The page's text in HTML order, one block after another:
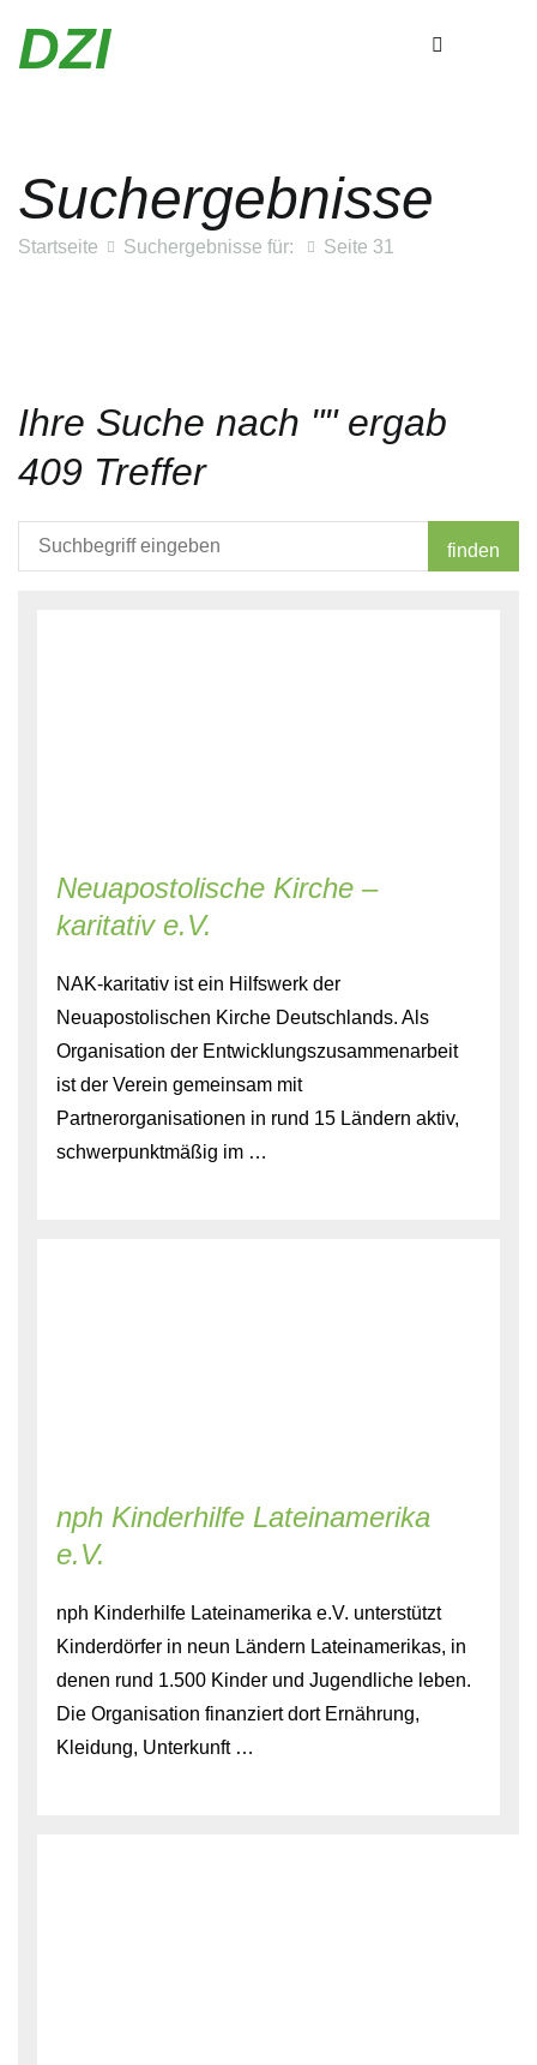
Zum
Inhalt
springen
DZI
Suchergebnisse
Startseite Suchergebnisse für: Seite 31
Ihre Suche nach "" ergab
409 Treffer
finden
Neuapostolische Kirche –
karitativ e.V.
NAK-karitativ ist ein Hilfswerk der
Neuapostolischen Kirche Deutschlands. Als
Organisation der Entwicklungszusammenarbeit
ist der Verein gemeinsam mit
Partnerorganisationen in rund 15 Ländern aktiv,
schwerpunktmäßig im …
nph Kinderhilfe Lateinamerika
e.V.
nph Kinderhilfe Lateinamerika e.V. unterstützt
Kinderdörfer in neun Ländern Lateinamerikas, in
denen rund 1.500 Kinder und Jugendliche leben.
Die Organisation finanziert dort Ernährung,
Kleidung, Unterkunft …